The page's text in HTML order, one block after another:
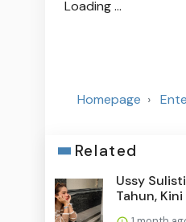
Loading ...
Homepage
Related
Ussy
Tahun, Kini